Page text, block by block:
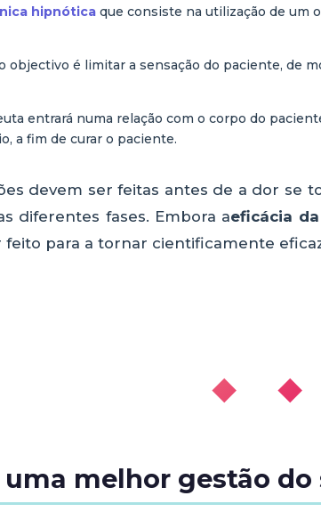
hipnóticaque consiste na utilização de um
objectivo é limitar a sensação do paciente, de
entrará numa relação com o corpo do
a fim de curar o paciente.
devem ser feitas antes de a dor
diferentes fases. Embora aeficácia
feito para a tornar cientificamente
◆ ◆
melhor gestão do